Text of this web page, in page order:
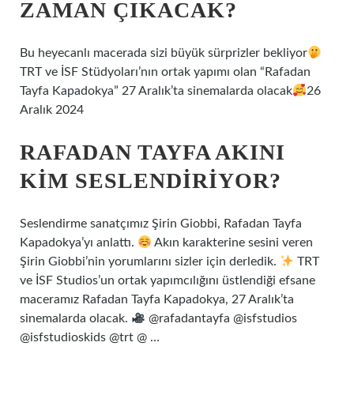
ZAMAN ÇIKACAK?
Bu heyecanlı macerada sizi büyük sürprizler bekliyor
TRT ve İSF Stüdyoları’nın ortak yapımı olan “Rafadan
Tayfa Kapadokya” 27 Aralık’ta sinemalarda olacak
26
Aralık 2024
RAFADAN TAYFA AKINI
KIM SESLENDIRIYOR?
Seslendirme sanatçımız Şirin Giobbi, Rafadan Tayfa
Kapadokya’yı anlattı.
Akın karakterine sesini veren
Şirin Giobbi’nin yorumlarını sizler için derledik.
TRT
ve İSF Studios’un ortak yapımcılığını üstlendiği efsane
maceramız Rafadan Tayfa Kapadokya, 27 Aralık’ta
sinemalarda olacak.
@rafadantayfa @isfstudios
@isfstudioskids @trt @ …